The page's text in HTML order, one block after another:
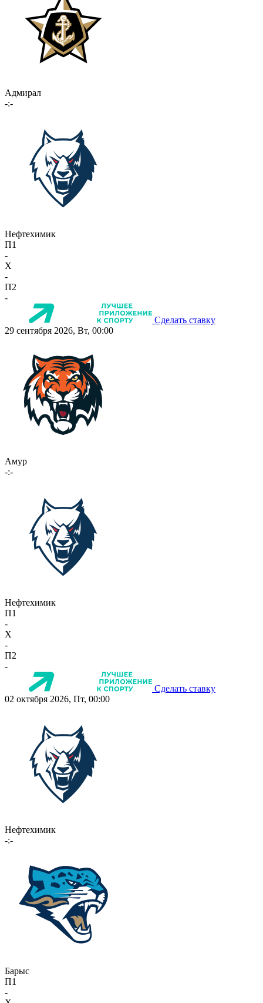
Адмирал
-:-
Нефтехимик
П1
-
X
-
П2
-
Сделать ставку
29 сентября 2026, Вт, 00:00
Амур
-:-
Нефтехимик
П1
-
X
-
П2
-
Сделать ставку
02 октября 2026, Пт, 00:00
Нефтехимик
-:-
Барыс
П1
-